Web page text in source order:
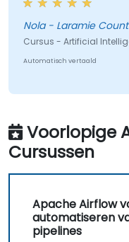
konden brainstormen.
Nola - Laramie
Cursus - Artificial
Automatisch vertaald
Voorlopige
Cursussen
Apache Airflow
automatiseren
pipelines